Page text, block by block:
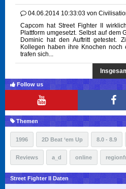
04.06.2014 10:33:03 von
Capcom hat Street Fighter II
Plattform umgesetzt. Selbst auf dem
Dominic hat den Auftritt getestet.
Kollegen haben ihre Knochen noch
trafen sich...
Follow us
Themen
1996 2D Beat ‘em Up 8.0 - 8.9
Reviews a_d online
Street Fighter II Daten